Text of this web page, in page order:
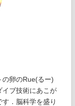
の卵のRue(るー)
イブ技術にあこが
．脳科学を盛り